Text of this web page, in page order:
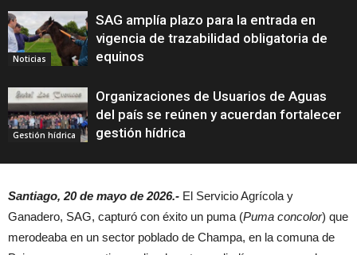
Noticias
SAG amplía plazo para la entrada en
vigencia de trazabilidad obligatoria de
equinos
Gestión hídrica
Organizaciones de Usuarios de Aguas
del país se reúnen y acuerdan fortalecer
gestión hídrica
Santiago, 20 de mayo de 2026.- El Servicio Agrícola y
Ganadero, SAG, capturó con éxito un puma (Puma concolor) que
merodeaba en un sector poblado de Champa, en la comuna de